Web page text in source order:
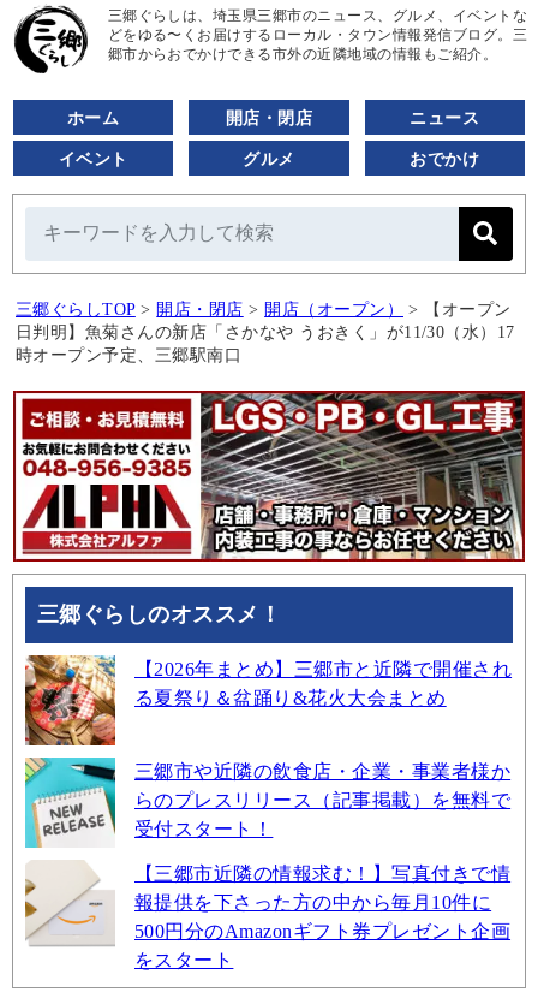
三郷ぐらしは、埼玉県三郷市のニュース、グルメ、イベントな
どをゆる〜くお届けするローカル・タウン情報発信ブログ。三
郷市からおでかけできる市外の近隣地域の情報もご紹介。
ホーム 開店・閉店 ニュース
イベント グルメ おでかけ
三郷ぐらしTOP > 開店・閉店 > 開店（オープン） >
【オープン
日判明】魚菊さんの新店「さかなや うおきく」が11/30（水）17
時オープン予定、三郷駅南口
三郷ぐらしのオススメ！
【2026年まとめ】三郷市と近隣で開催され
る夏祭り＆盆踊り&花火大会まとめ
三郷市や近隣の飲食店・企業・事業者様か
らのプレスリリース（記事掲載）を無料で
受付スタート！
【三郷市近隣の情報求む！】写真付きで情
報提供を下さった方の中から毎月10件に
500円分のAmazonギフト券プレゼント企画
をスタート